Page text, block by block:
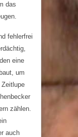
das
fehlerfrei
eine
um
zählen.
auch